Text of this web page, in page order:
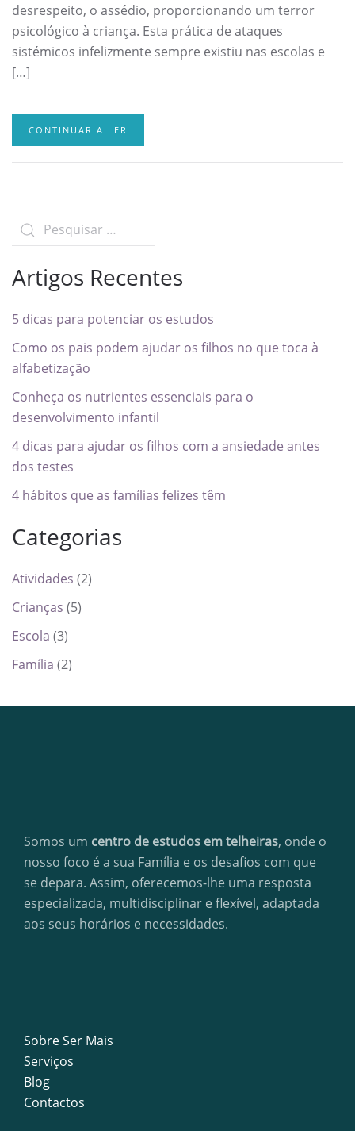
desrespeito, o assédio, proporcionando um terror
psicológico à criança. Esta prática de ataques
sistémicos infelizmente sempre existiu nas escolas e
[…]
CONTINUAR A LER
Artigos Recentes
5 dicas para potenciar os estudos
Como os pais podem ajudar os filhos no que toca à
alfabetização
Conheça os nutrientes essenciais para o
desenvolvimento infantil
4 dicas para ajudar os filhos com a ansiedade antes
dos testes
4 hábitos que as famílias felizes têm
Categorias
Atividades (2)
Crianças (5)
Escola (3)
Família (2)
Somos um centro de estudos em telheiras, onde o
nosso foco é a sua Família e os desafios com que
se depara. Assim, oferecemos-lhe uma resposta
especializada, multidisciplinar e flexível, adaptada
aos seus horários e necessidades.
Sobre Ser Mais
Serviços
Blog
Contactos